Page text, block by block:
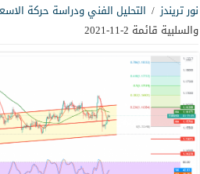
نور تريندز / التحليل الفني ودراسة حركة
والسلبية قائمة 2-11-2021